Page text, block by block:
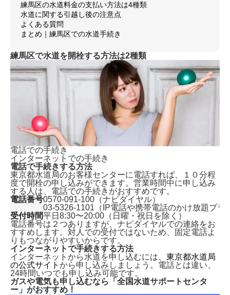
練馬区の水道料金の支払い方法は4種類
水道に関する引越し後の注意点
よくある質問
まとめ｜練馬区での水道手続き
練馬区で水道を開栓する方法は2種類
電話での手続き
インターネットでの手続き
電話で手続きする方法
東京都水道局のお客様センターに電話すれば、
１０分程
度で開栓の申し込みができます。 営業時間中に申し込み
する人は、電話での手続きがおすすめです。
電話番号0570-091-100（ナビダイヤル）
03-5326-1101（IP電話や携帯電話のかけ放題プラ
受付時間平日8:30〜20:00（日曜・祝日を除く）
電話番号は２つありますが、ナビダイヤルでの連絡をお
すすめします。対人での受付ではないため、固定電話よ
りもつながりやすいからです。
インターネットで手続きする方法
インターネットから水道を申し込むには、 東京都水道局
の公式サイト から申し込みしましょう。電話とは違い、
24時間いつでも申し込み可能です。
ガスや電気も申し込むなら「全国水道サポートセンタ
ー」がおすすめ！